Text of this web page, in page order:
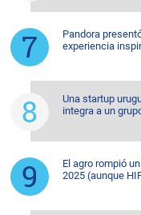
Pandora
experiencia
Una startup
integra a un
El agro rompió
2025 (aunque